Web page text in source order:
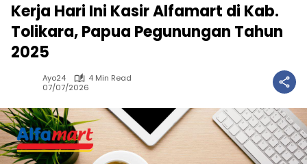
Kerja Hari Ini Kasir Alfamart di Kab.
Tolikara, Papua Pegunungan Tahun
2025
Ayo24
4 Min Read
07/07/2026